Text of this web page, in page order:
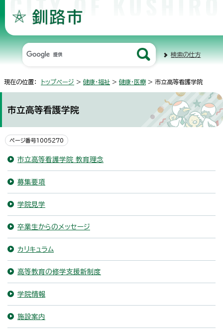
検索の仕方
現在の位置： トップページ > 健康・福祉 > 健康・医療 > 市立高等看護学院
市立高等看護学院
ページ番号1005270
市立高等看護学院 教育理念
募集要項
学院見学
卒業生からのメッセージ
カリキュラム
高等教育の修学支援新制度
学院情報
施設案内